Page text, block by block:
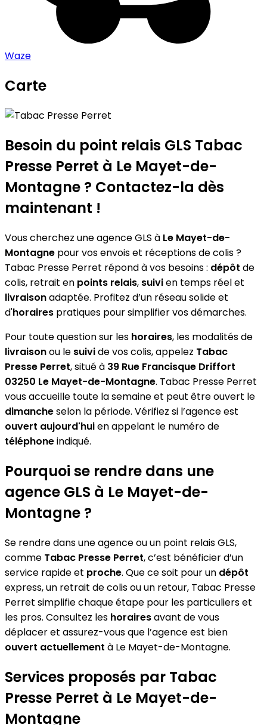
Waze
Carte
Tabac Presse Perret
+
−
Besoin du point relais GLS Tabac
Presse Perret à Le Mayet-de-
Montagne ? Contactez-la dès
maintenant !
Vous cherchez une agence GLS à Le Mayet-de-
Montagne pour vos envois et réceptions de colis ?
Tabac Presse Perret répond à vos besoins : dépôt de
colis, retrait en points relais, suivien temps réel et
livraisonadaptée. Profitez d’un réseau solide et
d'horaires pratiques pour simplifier vos démarches.
Pour toute question sur les horaires, les modalités de
livraisonou le suivide vos colis, appelez Tabac
Presse Perret, situé à 39 Rue Francisque Driffort
03250 Le Mayet-de-Montagne. Tabac Presse Perret
vous accueille toute la semaine et peut être ouvert le
dimancheselon la période. Vérifiez si l’agence est
ouvert aujourd'huien appelant le numéro de
téléphoneindiqué.
Pourquoi se rendre dans une
agence GLS à Le Mayet-de-
Montagne ?
Se rendre dans une agence ou un point relais GLS,
comme Tabac Presse Perret, c’est bénéficier d’un
service rapide et proche. Que ce soit pour un dépôt
express, un retrait de colis ou un retour, Tabac Presse
Perret simplifie chaque étape pour les particuliers et
les pros. Consultez les horairesavant de vous
déplacer et assurez-vous que l’agence est bien
ouvert actuellement à Le Mayet-de-Montagne.
Services proposés par Tabac
Presse Perret à Le Mayet-de-
Montagne